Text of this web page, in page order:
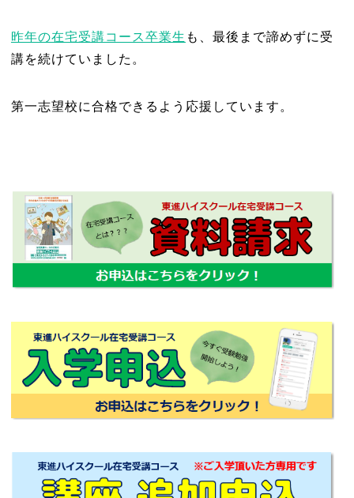
昨年の在宅受講コース卒業生 も、最後まで諦めずに受
講を続けていました。
第一志望校に合格できるよう応援しています。